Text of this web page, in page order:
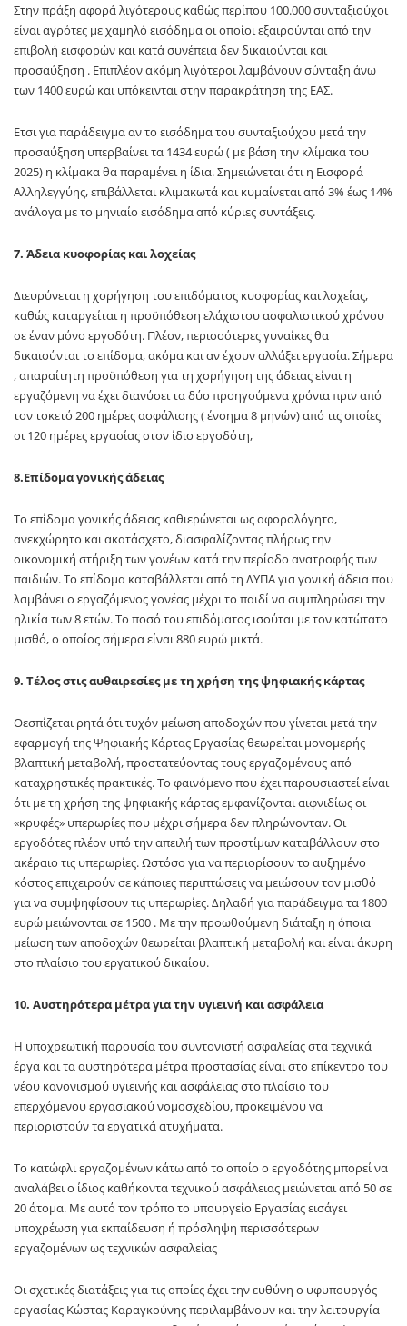
Στην πράξη αφορά λιγότερους καθώς περίπου 100.000 συνταξιούχοι
είναι αγρότες με χαμηλό εισόδημα οι οποίοι εξαιρούνται από την
επιβολή εισφορών και κατά συνέπεια δεν δικαιούνται και
προσαύξηση . Επιπλέον ακόμη λιγότεροι λαμβάνουν σύνταξη άνω
των 1400 ευρώ και υπόκεινται στην παρακράτηση της ΕΑΣ.
Ετσι για παράδειγμα αν το εισόδημα του συνταξιούχου μετά την
προσαύξηση υπερβαίνει τα 1434 ευρώ ( με βάση την κλίμακα του
2025) η κλίμακα θα παραμένει η ίδια. Σημειώνεται ότι η Εισφορά
Αλληλεγγύης, επιβάλλεται κλιμακωτά και κυμαίνεται από 3% έως 14%
ανάλογα με το μηνιαίο εισόδημα από κύριες συντάξεις.
7. Άδεια κυοφορίας και λοχείας
Διευρύνεται η χορήγηση του επιδόματος κυοφορίας και λοχείας,
καθώς καταργείται η προϋπόθεση ελάχιστου ασφαλιστικού χρόνου
σε έναν μόνο εργοδότη. Πλέον, περισσότερες γυναίκες θα
δικαιούνται το επίδομα, ακόμα και αν έχουν αλλάξει εργασία. Σήμερα
, απαραίτητη προϋπόθεση για τη χορήγηση της άδειας είναι η
εργαζόμενη να έχει διανύσει τα δύο προηγούμενα χρόνια πριν από
τον τοκετό 200 ημέρες ασφάλισης ( ένσημα 8 μηνών) από τις οποίες
οι 120 ημέρες εργασίας στον ίδιο εργοδότη,
8.Επίδομα γονικής άδειας
Το επίδομα γονικής άδειας καθιερώνεται ως αφορολόγητο,
ανεκχώρητο και ακατάσχετο, διασφαλίζοντας πλήρως την
οικονομική στήριξη των γονέων κατά την περίοδο ανατροφής των
παιδιών. Το επίδομα καταβάλλεται από τη ΔΥΠΑ για γονική άδεια που
λαμβάνει ο εργαζόμενος γονέας μέχρι το παιδί να συμπληρώσει την
ηλικία των 8 ετών. Το ποσό του επιδόματος ισούται με τον κατώτατο
μισθό, ο οποίος σήμερα είναι 880 ευρώ μικτά.
9. Τέλος στις αυθαιρεσίες με τη χρήση της ψηφιακής κάρτας
Θεσπίζεται ρητά ότι τυχόν μείωση αποδοχών που γίνεται μετά την
εφαρμογή της Ψηφιακής Κάρτας Εργασίας θεωρείται μονομερής
βλαπτική μεταβολή, προστατεύοντας τους εργαζομένους από
καταχρηστικές πρακτικές. Το φαινόμενο που έχει παρουσιαστεί είναι
ότι με τη χρήση της ψηφιακής κάρτας εμφανίζονται αιφνιδίως οι
«κρυφές» υπερωρίες που μέχρι σήμερα δεν πληρώνονταν. Οι
εργοδότες πλέον υπό την απειλή των προστίμων καταβάλλουν στο
ακέραιο τις υπερωρίες. Ωστόσο για να περιορίσουν το αυξημένο
κόστος επιχειρούν σε κάποιες περιπτώσεις να μειώσουν τον μισθό
για να συμψηφίσουν τις υπερωρίες. Δηλαδή για παράδειγμα τα 1800
ευρώ μειώνονται σε 1500 . Με την προωθούμενη διάταξη η όποια
μείωση των αποδοχών θεωρείται βλαπτική μεταβολή και είναι άκυρη
στο πλαίσιο του εργατικού δικαίου.
10. Αυστηρότερα μέτρα για την υγιεινή και ασφάλεια
Η υποχρεωτική παρουσία του συντονιστή ασφαλείας στα τεχνικά
έργα και τα αυστηρότερα μέτρα προστασίας είναι στο επίκεντρο του
νέου κανονισμού υγιεινής και ασφάλειας στο πλαίσιο του
επερχόμενου εργασιακού νομοσχεδίου, προκειμένου να
περιοριστούν τα εργατικά ατυχήματα.
Το κατώφλι εργαζομένων κάτω από το οποίο ο εργοδότης μπορεί να
αναλάβει ο ίδιος καθήκοντα τεχνικού ασφάλειας μειώνεται από 50 σε
20 άτομα. Με αυτό τον τρόπο το υπουργείο Εργασίας εισάγει
υποχρέωση για εκπαίδευση ή πρόσληψη περισσότερων
εργαζομένων ως τεχνικών ασφαλείας
Οι σχετικές διατάξεις για τις οποίες έχει την ευθύνη ο υφυπουργός
εργασίας Κώστας Καραγκούνης περιλαμβάνουν και την λειτουργία